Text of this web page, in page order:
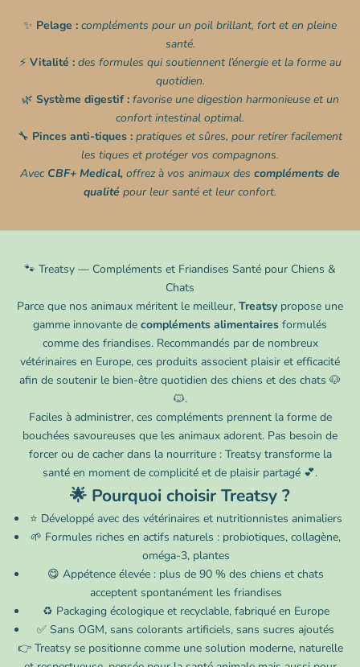
✨ Pelage : compléments pour un poil brillant, fort et en pleine
santé.
⚡ Vitalité : des formules qui soutiennent l’énergie et la forme au
quotidien.
🌿 Système digestif : favorise une digestion harmonieuse et un
confort intestinal optimal.
🔧 Pinces anti-tiques : pratiques et sûres, pour retirer facilement
les tiques et protéger vos compagnons.
Avec CBF+ Medical, offrez à vos animaux des compléments de
qualité pour leur santé et leur confort.
🐾 Treatsy — Compléments et Friandises Santé pour Chiens &
Chats
Parce que nos animaux méritent le meilleur, Treatsy propose une
gamme innovante de compléments alimentaires formulés
comme des friandises. Recommandés par de nombreux
vétérinaires en Europe, ces produits associent plaisir et efficacité
afin de soutenir le bien-être quotidien des chiens et des chats 🐶
🐱.
Faciles à administrer, ces compléments prennent la forme de
bouchées savoureuses que les animaux adorent. Pas besoin de
forcer ou de cacher dans la nourriture : Treatsy transforme la
santé en moment de complicité et de plaisir partagé 💕.
🌟 Pourquoi choisir Treatsy ?
⭐ Développé avec des vétérinaires et nutritionnistes animaliers
🌱 Formules riches en actifs naturels : probiotiques, collagène,
oméga-3, plantes
😋 Appétence élevée : plus de 90 % des chiens et chats
acceptent spontanément les friandises
♻️ Packaging écologique et recyclable, fabriqué en Europe
✅ Sans OGM, sans colorants artificiels, sans sucres ajoutés
👉 Treatsy se positionne comme une solution moderne, naturelle